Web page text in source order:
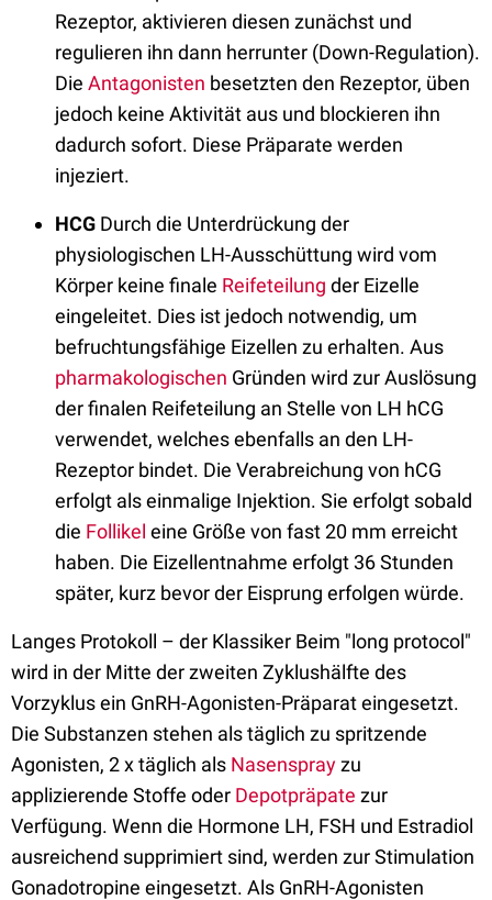
Rezeptor, aktivieren diesen zunächst und
regulieren ihn dann herrunter (Down-Regulation).
Die Antagonisten besetzten den Rezeptor, üben
jedoch keine Aktivität aus und blockieren ihn
dadurch sofort. Diese Präparate werden
injeziert.
HCG Durch die Unterdrückung der
physiologischen LH-Ausschüttung wird vom
Körper keine finale Reifeteilung der Eizelle
eingeleitet. Dies ist jedoch notwendig, um
befruchtungsfähige Eizellen zu erhalten. Aus
pharmakologischen Gründen wird zur Auslösung
der finalen Reifeteilung an Stelle von LH hCG
verwendet, welches ebenfalls an den LH-
Rezeptor bindet. Die Verabreichung von hCG
erfolgt als einmalige Injektion. Sie erfolgt sobald
die Follikel eine Größe von fast 20 mm erreicht
haben. Die Eizellentnahme erfolgt 36 Stunden
später, kurz bevor der Eisprung erfolgen würde.
Langes Protokoll – der Klassiker Beim "long protocol"
wird in der Mitte der zweiten Zyklushälfte des
Vorzyklus ein GnRH-Agonisten-Präparat eingesetzt.
Die Substanzen stehen als täglich zu spritzende
Agonisten, 2 x täglich als Nasensprayzu
applizierende Stoffe oder Depotpräpate zur
Verfügung. Wenn die Hormone LH, FSH und Estradiol
ausreichend supprimiert sind, werden zur Stimulation
Gonadotropine eingesetzt. Als GnRH-Agonisten